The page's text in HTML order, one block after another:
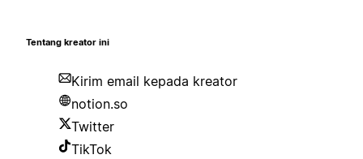
Tentang kreator ini
Kirim email kepada kreator
notion.so
Twitter
TikTok